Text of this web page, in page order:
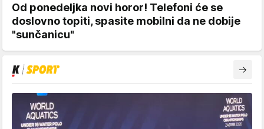
Od ponedeljka novi horor! Telefoni će se
doslovno topiti, spasite mobilni da ne dobije
"sunčanicu"